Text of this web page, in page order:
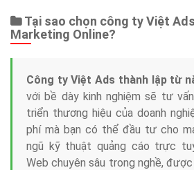
Tại sao chọn công ty Việt
Marketing Online?
Công ty Việt Ads thành lập từ
với bề dày kinh nghiệm sẽ tư
triển thương hiệu của doanh
phí mà bạn có thể đầu tư cho
ngũ kỹ thuật quảng cáo trực
Web chuyên sâu trong nghề,